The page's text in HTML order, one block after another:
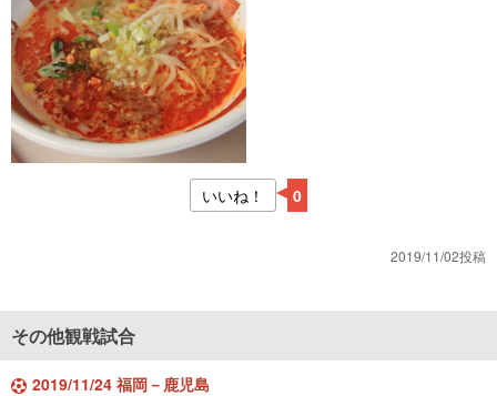
いいね！ 0
2019/11/02投稿
その他観戦試合
2019/11/24 福岡－鹿児島